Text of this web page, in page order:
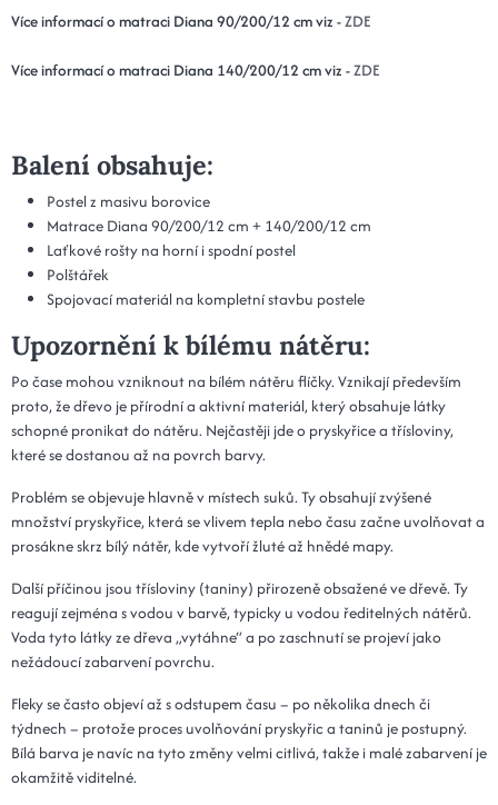
Více informací o matraci Diana 90/200/12 cm viz -ZDE
Více informací o matraci Diana 140/200/12 cm viz -ZDE
Balení obsahuje:
Postel z masivu borovice
Matrace Diana 90/200/12 cm + 140/200/12 cm
Laťkové rošty na horní i spodní postel
Polštářek
Spojovací materiál na kompletní stavbu postele
Upozornění k bílému nátěru:
Po čase mohou vzniknout na bílém nátěru flíčky. Vznikají především
proto, že dřevo je přírodní a aktivní materiál, který obsahuje látky
schopné pronikat do nátěru. Nejčastěji jde o pryskyřice a třísloviny,
které se dostanou až na povrch barvy.
Problém se objevuje hlavně v místech suků. Ty obsahují zvýšené
množství pryskyřice, která se vlivem tepla nebo času začne uvolňovat a
prosákne skrz bílý nátěr, kde vytvoří žluté až hnědé mapy.
Další příčinou jsou třísloviny (taniny) přirozeně obsažené ve dřevě. Ty
reagují zejména s vodou v barvě, typicky u vodou ředitelných nátěrů.
Voda tyto látky ze dřeva „vytáhne“ a po zaschnutí se projeví jako
nežádoucí zabarvení povrchu.
Fleky se často objeví až s odstupem času – po několika dnech či
týdnech – protože proces uvolňování pryskyřic a taninů je postupný.
Bílá barva je navíc na tyto změny velmi citlivá, takže i malé zabarvení je
okamžitě viditelné.